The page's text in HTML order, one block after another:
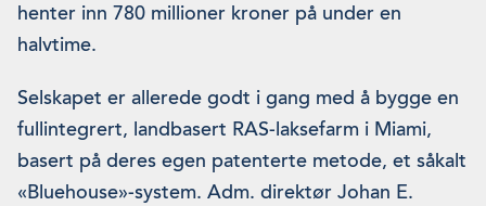
henter inn 780 millioner kroner på under en
halvtime.
Selskapet er allerede godt i gang med å bygge en
fullintegrert, landbasert RAS-laksefarm i Miami,
basert på deres egen patenterte metode, et såkalt
«Bluehouse»-system. Adm. direktør Johan E.